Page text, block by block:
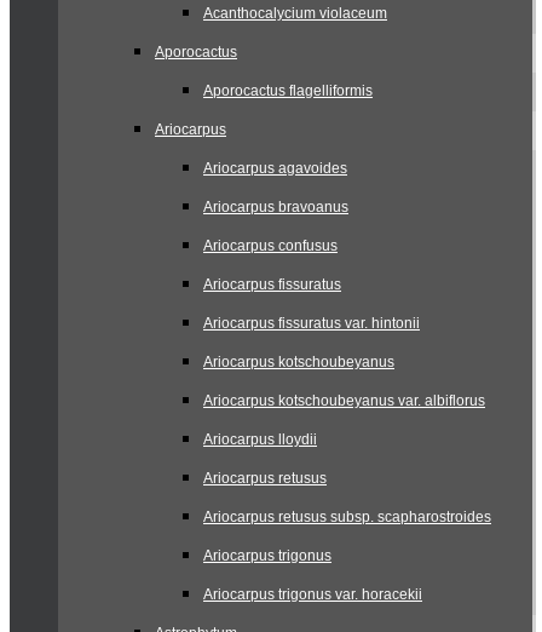
Acanthocalycium violaceum
Aporocactus
Aporocactus flagelliformis
Ariocarpus
Ariocarpus agavoides
Ariocarpus bravoanus
Ariocarpus confusus
Ariocarpus fissuratus
Ariocarpus fissuratus var. hintonii
Ariocarpus kotschoubeyanus
Ariocarpus kotschoubeyanus var. albiflorus
Ariocarpus lloydii
Ariocarpus retusus
Ariocarpus retusus subsp. scapharostroides
Ariocarpus trigonus
Ariocarpus trigonus var. horacekii